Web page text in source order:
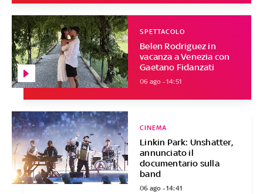
Belen Rodriguez in
vacanza a Venezia con
Gaetano Fidanzati
SPETTACOLO
06 ago - 14:51
Linkin Park: Unshatter,
annunciato il
documentario sulla
band
CINEMA
06 ago - 14:41